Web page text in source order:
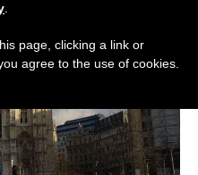
page, clicking a link or
agree to the use of cookies.